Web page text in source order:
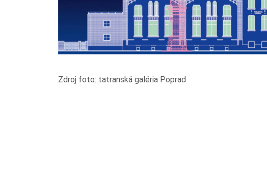
Zdroj foto: tatranská galéria Poprad